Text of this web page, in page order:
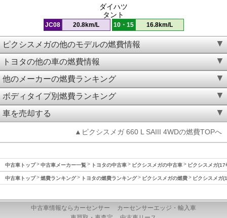
ダイハツ
タント
JC08 20.8km/L 10・15 16.8km/L
ピクシスメガの他のモデルの燃費情報
トヨタの他の車の燃費情報
他のメーカーの燃費ランキング
ボディタイプ別燃費ランキング
車を売却する
▲ピクシスメガ 660 L SAIII 4WDの燃費TOPへ
中古車トップ 中古車メーカー一覧 トヨタの中古車 ピクシスメガの中古車 ピクシスメガ
中古車トップ 燃費ランキング トヨタの燃費ランキング ピクシスメガの燃費 ピクシスメガ
中古車情報ならカーセンサー
カーセンサーエッジ・輸入車